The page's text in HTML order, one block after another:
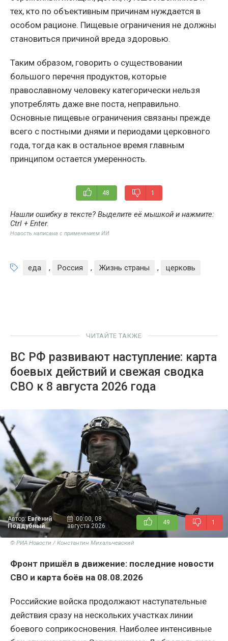
тех, кто по объективным причинам нуждается в
особом рационе. Пищевые ограничения не должны
становиться причиной вреда здоровью.
Таким образом, говорить о существовании
большого перечня продуктов, которые
православному человеку категорически нельзя
употреблять даже вне поста, неправильно.
Основные пищевые ограничения связаны прежде
всего с постными днями и периодами церковного
года, тогда как в остальное время главным
принципом остается умеренность.
48 1
Нашли ошибку в тексте? Выделите её мышкой и нажмите:
Ctrl + Enter.
Новость написана с применением ИИ
еда , Россия , Жизнь страны , церковь
ЧИТАЙТЕ ТАКЖЕ
ВС РФ развивают наступление: карта
боевых действий и свежая сводка
СВО к 8 августа 2026 года
Автор: Евгений
Поддубный
00:00, 08
августа 2026
49 1
© РИА Новости / Константин Михальчевский
Фронт пришёл в движение: последние новости
СВО и карта боёв на 08.08.2026
Российские войска продолжают наступательные
действия сразу на нескольких участках линии
боевого соприкосновения. Наиболее интенсивные